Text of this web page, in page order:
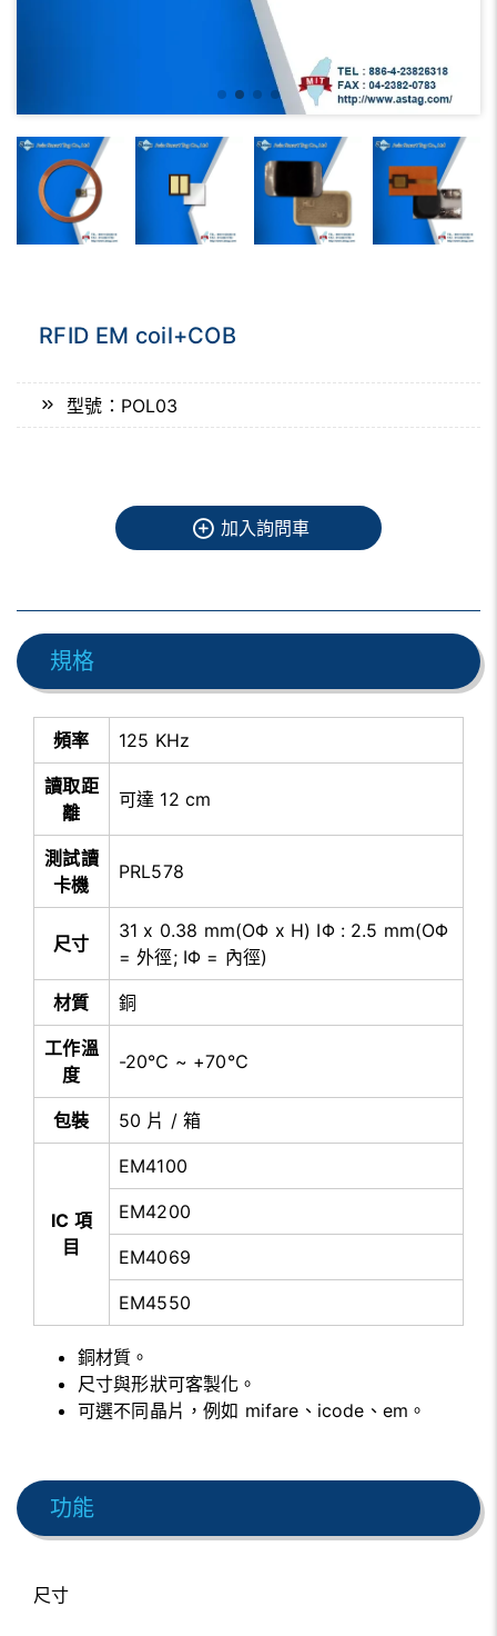
RFID EM coil+COB
型號：POL03
加入詢問車
規格
頻率 125 KHz
讀取距
離
可達 12 cm
測試讀
卡機
PRL578
尺寸
31 x 0.38 mm(OΦ x H) IΦ : 2.5 mm(OΦ
= 外徑; IΦ = 內徑)
材質 銅
工作溫
度
-20℃ ~ +70℃
包裝 50 片 / 箱
IC 項
目
EM4100
EM4200
EM4069
EM4550
銅材質。
尺寸與形狀可客製化。
可選不同晶片，例如 mifare、icode、em。
功能
尺寸